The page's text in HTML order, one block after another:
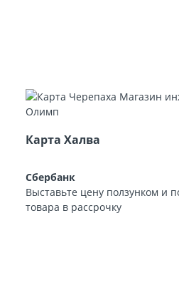
Карта Халва
Сбербанк
Выставьте цену ползунком и
товара в рассрочку